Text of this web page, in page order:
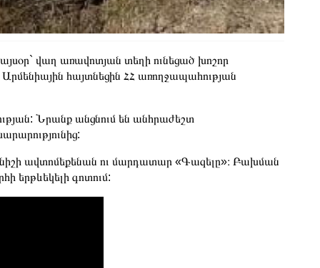
վաղ առավոտյան տեղի ունեցած խոշոր
հայտնեցին ՀՀ առողջապահության
Նրանք անցնում են անհրաժեշտ
ավտոմեքենան ու մարդատար «Գազելը»։ Բախման
երթևեկելի գոտում: